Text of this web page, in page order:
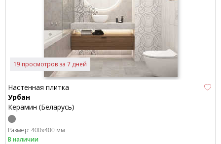
19 просмотров за 7 дней
Настенная плитка
Урбан
Керамин (Беларусь)
Размер: 400x400 мм
В наличии